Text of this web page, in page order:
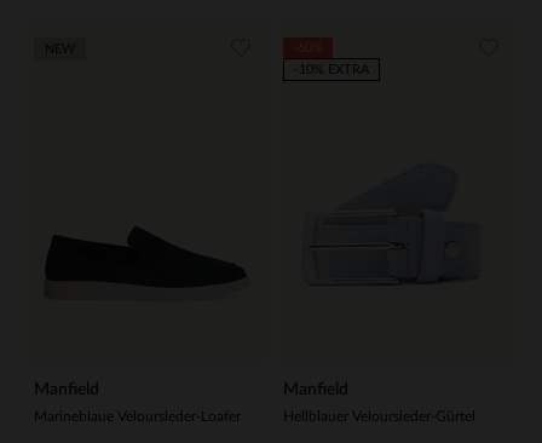
Manfield
Marineblaue Veloursleder-Loafer
Manfield
Hellblauer Veloursleder-Gürtel
-10% EXTRA